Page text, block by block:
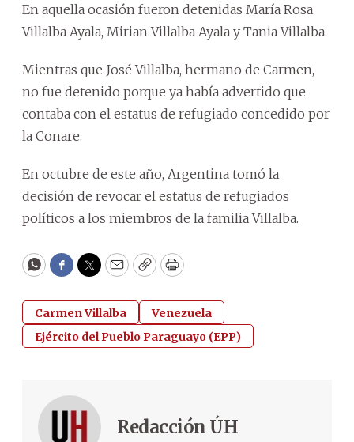
En aquella ocasión fueron detenidas María Rosa
Villalba Ayala, Mirian Villalba Ayala y Tania Villalba.
Mientras que José Villalba, hermano de Carmen,
no fue detenido porque ya había advertido que
contaba con el estatus de refugiado concedido por
la Conare.
En octubre de este año, Argentina tomó la
decisión de revocar el estatus de refugiados
políticos a los miembros de la familia Villalba.
WhatsApp
Facebook
Twitter
EmailCopyPrint
Carmen Villalba
Venezuela
Ejército del Pueblo Paraguayo (EPP)
Redacción ÚH